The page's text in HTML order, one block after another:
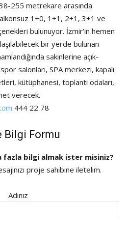
255 metrekare arasında
1+0, 1+1, 2+1, 3+1 ve
bulunuyor. İzmir’in hemen
bir yerde bulunan
sakinlerine açık-
salonları, SPA merkezi, kapalı
kütüphanesi, toplantı odaları,
verecek.
444 22 78
Bilgi Formu
fazla bilgi almak ister misiniz?
proje sahibine iletelim.
Adınız